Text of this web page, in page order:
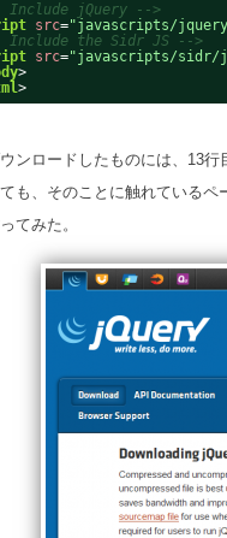
Include jQuery -->
src="javascripts/
Include the Sidr JS -->
src="javascripts/sidr/
>
>
ンロードしたものには、13行
も、そのことに触れているペ
てみた。